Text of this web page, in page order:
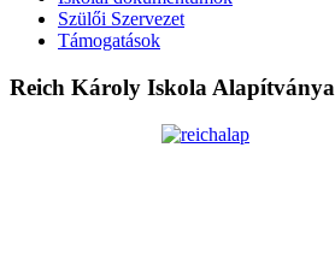
Szülői Szervezet
Támogatások
Reich Károly Iskola Alapítványa